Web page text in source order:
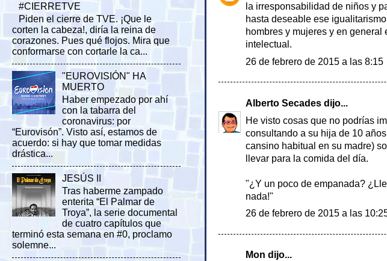
la irresponsabilidad de niños y
hasta deseable ese
hombres y mujeres y en
intelectual.
26 de febrero de 2015 a las 8:15
Alberto Secades dijo...
He visto cosas que no podrías
consultando a su hija de 10
cansino habitual en su madre)
llevar para la comida del día.
"¿Y un poco de empanada?
nada!"
26 de febrero de 2015 a las
Mon dijo...
#CIERRETVE
Piden el cierre de TVE. ¡Que le
corten la cabeza!, diría la reina de
corazones. Pues qué flojos. Mira que
conformarse con cortarle la ca...
"EUROVISIÓN" HA
MUERTO
Haber empezado por ahí
con la tabarra del
coronavirus: por
“Eurovisón”. Visto así, estamos de
acuerdo: si hay que tomar medidas
drástica...
JESÚS II
Tras haberme zampado
enterita “El Palmar de
Troya”, la serie documental
de cuatro capítulos que
terminó esta semana en #0, proclamo
solemne...